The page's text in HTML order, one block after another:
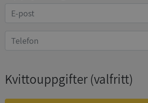
Kvittouppgifter(valfritt)